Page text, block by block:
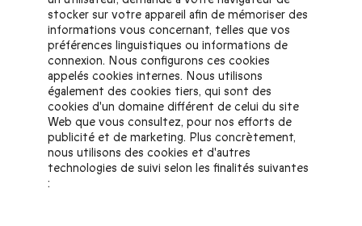
stocker sur votre appareil afin de mémoriser des
informations vous concernant, telles que vos
préférences linguistiques ou informations de
connexion. Nous configurons ces cookies
appelés cookies internes. Nous utilisons
également des cookies tiers, qui sont des
cookies d'un domaine différent de celui du site
Web que vous consultez, pour nos efforts de
publicité et de marketing. Plus concrètement,
nous utilisons des cookies et d'autres
technologies de suivi selon les finalités suivantes
: